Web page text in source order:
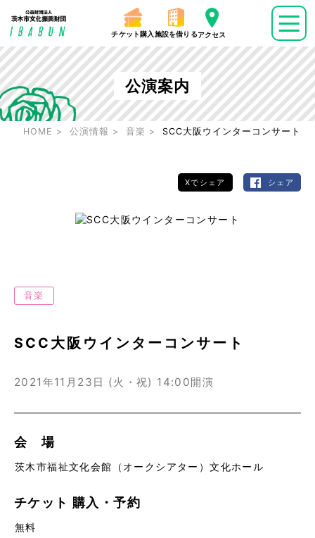
チケット購入 施設を借りるアクセス
公演案内
HOME 公演情報 音楽 SCC大阪ウインターコンサート
Xでシェア シェア
音楽
SCC大阪ウインターコンサート
2021年11月23日 (火・祝) 14:00開演
会 場
茨木市福祉文化会館（オークシアター）文化ホール
チケット 購入・予約
無料